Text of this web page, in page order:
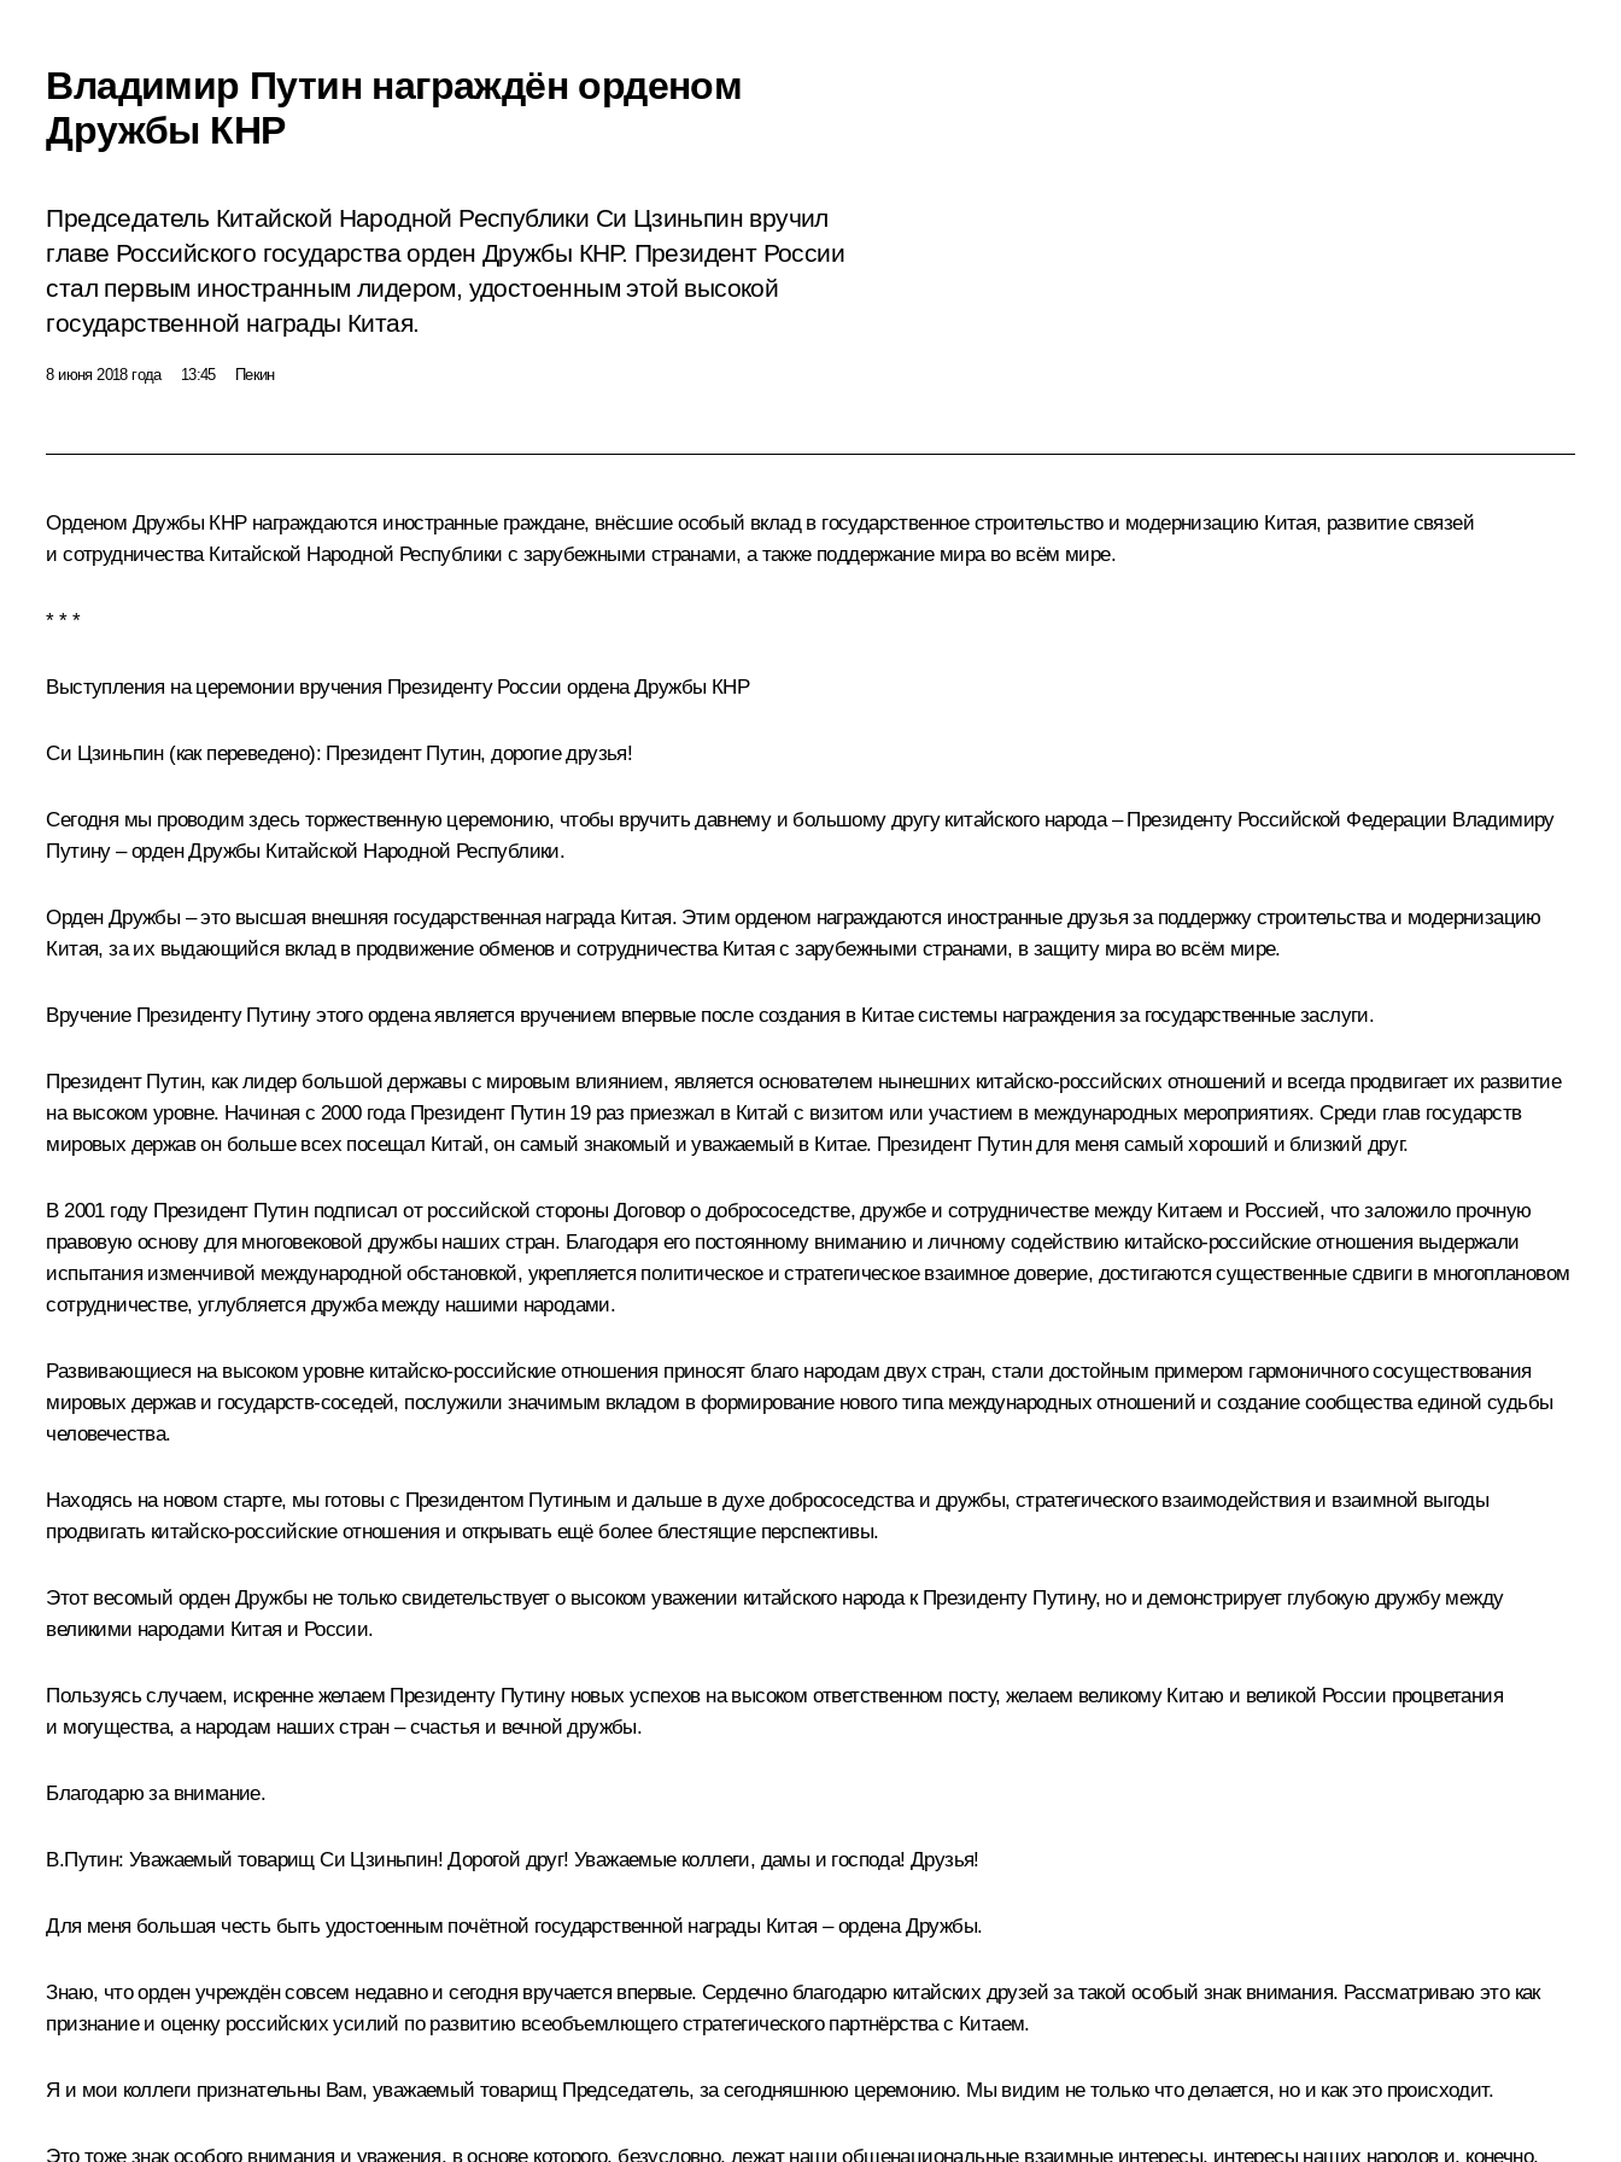
Владимир Путин награждён орденом
Дружбы КНР
Председатель Китайской Народной Республики Си Цзиньпин вручил
главе Российского государства орден Дружбы КНР. Президент России
стал первым иностранным лидером, удостоенным этой высокой
государственной награды Китая.
8 июня 2018 года 13:45 Пекин
Орденом Дружбы КНР награждаются иностранные граждане, внёсшие особый вклад в государственное строительство и модернизацию Китая, развитие связей
и сотрудничества Китайской Народной Республики с зарубежными странами, а также поддержание мира во всём мире.
* * *
Выступления на церемонии вручения Президенту России ордена Дружбы КНР
Си Цзиньпин (как переведено): Президент Путин, дорогие друзья!
Сегодня мы проводим здесь торжественную церемонию, чтобы вручить давнему и большому другу китайского народа – Президенту Российской Федерации Владимиру
Путину – орден Дружбы Китайской Народной Республики.
Орден Дружбы – это высшая внешняя государственная награда Китая. Этим орденом награждаются иностранные друзья за поддержку строительства и модернизацию
Китая, за их выдающийся вклад в продвижение обменов и сотрудничества Китая с зарубежными странами, в защиту мира во всём мире.
Вручение Президенту Путину этого ордена является вручением впервые после создания в Китае системы награждения за государственные заслуги.
Президент Путин, как лидер большой державы с мировым влиянием, является основателем нынешних китайско-российских отношений и всегда продвигает их развитие
на высоком уровне. Начиная с 2000 года Президент Путин 19 раз приезжал в Китай с визитом или участием в международных мероприятиях. Среди глав государств
мировых держав он больше всех посещал Китай, он самый знакомый и уважаемый в Китае. Президент Путин для меня самый хороший и близкий друг.
В 2001 году Президент Путин подписал от российской стороны Договор о добрососедстве, дружбе и сотрудничестве между Китаем и Россией, что заложило прочную
правовую основу для многовековой дружбы наших стран. Благодаря его постоянному вниманию и личному содействию китайско-российские отношения выдержали
испытания изменчивой международной обстановкой, укрепляется политическое и стратегическое взаимное доверие, достигаются существенные сдвиги в многоплановом
сотрудничестве, углубляется дружба между нашими народами.
Развивающиеся на высоком уровне китайско-российские отношения приносят благо народам двух стран, стали достойным примером гармоничного сосуществования
мировых держав и государств-соседей, послужили значимым вкладом в формирование нового типа международных отношений и создание сообщества единой судьбы
человечества.
Находясь на новом старте, мы готовы с Президентом Путиным и дальше в духе добрососедства и дружбы, стратегического взаимодействия и взаимной выгоды
продвигать китайско-российские отношения и открывать ещё более блестящие перспективы.
Этот весомый орден Дружбы не только свидетельствует о высоком уважении китайского народа к Президенту Путину, но и демонстрирует глубокую дружбу между
великими народами Китая и России.
Пользуясь случаем, искренне желаем Президенту Путину новых успехов на высоком ответственном посту, желаем великому Китаю и великой России процветания
и могущества, а народам наших стран – счастья и вечной дружбы.
Благодарю за внимание.
В.Путин: Уважаемый товарищ Си Цзиньпин! Дорогой друг! Уважаемые коллеги, дамы и господа! Друзья!
Для меня большая честь быть удостоенным почётной государственной награды Китая – ордена Дружбы.
Знаю, что орден учреждён совсем недавно и сегодня вручается впервые. Сердечно благодарю китайских друзей за такой особый знак внимания. Рассматриваю это как
признание и оценку российских усилий по развитию всеобъемлющего стратегического партнёрства с Китаем.
Я и мои коллеги признательны Вам, уважаемый товарищ Председатель, за сегодняшнюю церемонию. Мы видим не только что делается, но и как это происходит.
Это тоже знак особого внимания и уважения, в основе которого, безусловно, лежат наши общенациональные взаимные интересы, интересы наших народов и, конечно,